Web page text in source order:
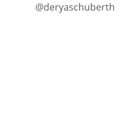
@deryaschuberth